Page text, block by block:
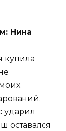
Нина
купила
ударил
оставался